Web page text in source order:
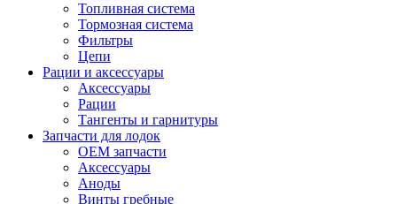
Топливная система
Тормозная система
Фильтры
Цепи
Рации и аксессуары
Аксессуары
Рации
Тангенты и гарнитуры
Запчасти для лодок
OEM запчасти
Аксессуары
Аноды
Винты гребные